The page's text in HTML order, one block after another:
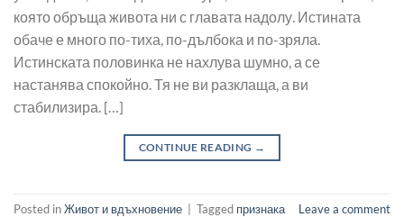
която обръща живота ни с главата надолу. Истината
обаче е много по-тиха, по-дълбока и по-зряла.
Истинската половинка не нахлува шумно, а се
настанява спокойно. Тя не ви разклаща, а ви
стабилизира. […]
CONTINUE READING →
Posted inЖивот и вдъхновение Tagged признака Leave a comment